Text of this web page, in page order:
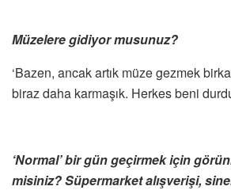
Müzelere gidiyor musunuz?
‘Bazen, ancak artık müze gezmek
biraz daha karmaşık. Herkes beni
‘Normal’ bir gün geçirmek için
misiniz? Süpermarket alışverişi,